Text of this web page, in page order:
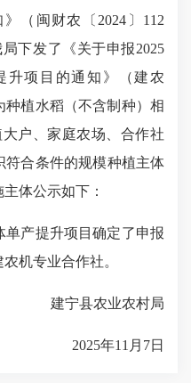
（闽财农〔2024〕 112
局下发了《关于申报2025
升项目的通知》（建农
种植水稻（不含制种）相
户、家庭农场、合作社
符合条件的规模种植主体
体公示如下：
单产提升项目确定了申报
农机专业合作社。
建宁县农业农村局
2025年11 月7日